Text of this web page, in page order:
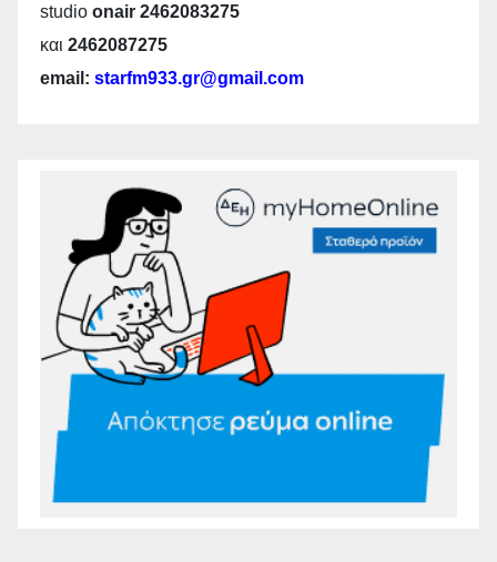
studio onair 2462083275
και 2462087275
email: starfm933.gr@gmail.com